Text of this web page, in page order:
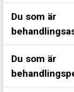
Du som är
Du som är